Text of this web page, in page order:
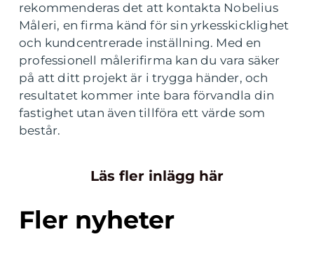
rekommenderas det att kontakta Nobelius
Måleri, en firma känd för sin yrkesskicklighet
och kundcentrerade inställning. Med en
professionell målerifirma kan du vara säker
på att ditt projekt är i trygga händer, och
resultatet kommer inte bara förvandla din
fastighet utan även tillföra ett värde som
består.
Läs fler inlägg här
Fler nyheter